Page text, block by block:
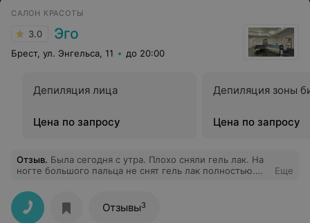
поначалу отнеслась достаточно скептически, но после
третьей процедуры я заметила результат. Сейчас уже
не скажу какая по счёту, но ноги мы почти вычистили,
в процессе бикини и подмышки. И могу сказать,
возможно это и больно, долго заживает кожа, но
заведения могу добавить отвратительное отношение
отличные, администраторы неприятные.
САЛОН КРАСОТЫ
3.0 Эго
Брест, ул. Энгельса, 11 до 20:00
Депиляция лица
Цена по запросу
Депиляция зоны
Цена по запросу
Отзыв. Была сегодня с утра. Плохо сняли гель лак. На
ногте большого пальца не снят гель лак полностью.
некоторых торцах ногтей не снят цвет. В ценах было
указано за снятие долговечного покрытия 4 рубля. Я
заплатила 8.
Еще
Отзывы3